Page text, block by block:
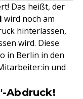
Das heißt, der
wird noch am
hinterlassen,
wird. Diese
in Berlin in den
und
Abdruck!